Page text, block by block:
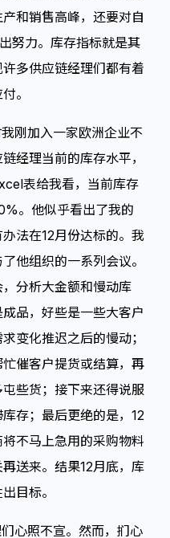
和销售高峰，还要对自
努力。库存指标就是其
多供应链经理们都有着
。
刚加入一家欧洲企业不
经理当前的库存水平，
表给我看，当前库存
。他似乎看出了我的
法在12月份达标的。我
他组织的一系列会议。
分析大金额和慢动库
品，好些是一些大客户
变化推迟之后的慢动；
催客户提货或结算，再
些货；接下来还得说服
存；最后更绝的是，12
不马上急用的采购物料
送来。结果12月底，库
目标。
心照不宣。然而，扪心